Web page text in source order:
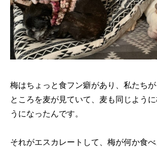
梅はちょっと食フン癖があり、私たち
ところを麦が見ていて、麦も同じよう
うになったんです。
それがエスカレートして、梅が何か食